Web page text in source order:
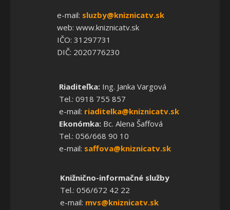
e-mail: sluzby@kniznicatv.sk
web: www.kniznicatv.sk
IČO: 31297731
DIČ: 2020776230
Riaditeľka:Ing. Janka Vargová
Tel.: 0918 755 857
e-mail: riaditelka@kniznicatv.sk
Ekonómka:Bc. Alena Šaffová
Tel.: 056/668 90 10
e-mail: saffova@kniznicatv.sk
Knižnično-informačné služby
Tel.: 056/672 42 22
e-mail: mvs@kniznicatv.sk